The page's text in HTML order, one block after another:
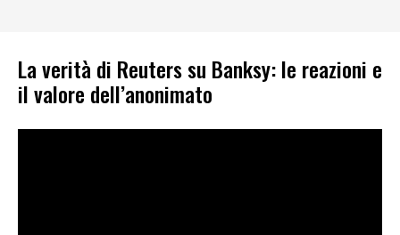
La verità di Reuters su Banksy: le reazioni e
il valore dell’anonimato